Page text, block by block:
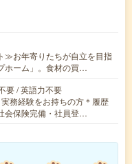
≫お年寄りたちが自立を目指
ホーム」。食材の買…
要 / 英語力不要
務経験をお持ちの方＊履歴
保険完備・社員登…